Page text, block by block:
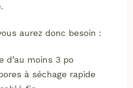
aurez donc besoin :
d’au moins 3 po
à séchage rapide